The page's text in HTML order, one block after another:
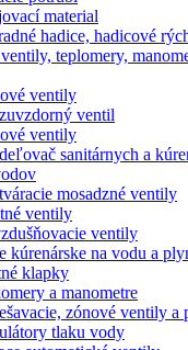
material
hadice, hadicové
teplomery,
ventily
ventil
ventily
sanitárnych a
mosadzné ventily
ventily
ventily
kúrenárske na vodu a
klapky
a manometre
zónové ventily a
tlaku vody